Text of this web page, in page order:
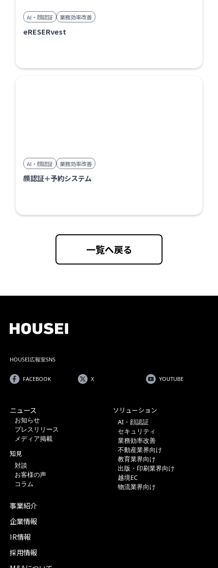
AI・顔認証 業務効率改善
eRESERvest
AI・顔認証 業務効率改善
顔認証＋予約システム
一覧へ戻る
HOUSEI広報室SNS
FACEBOOK X YOUTUBE
ニュース
お知らせ
プレスリリース
メディア掲載
知見
対談
お客様の声
コラム
ソリューション
AI・顔認証
セキュリティ
業務効率改善
不動産業界向け
教育業界向け
出版・印刷業界向け
越境EC
物流業界向け
事業紹介
企業情報
IR情報
採用情報